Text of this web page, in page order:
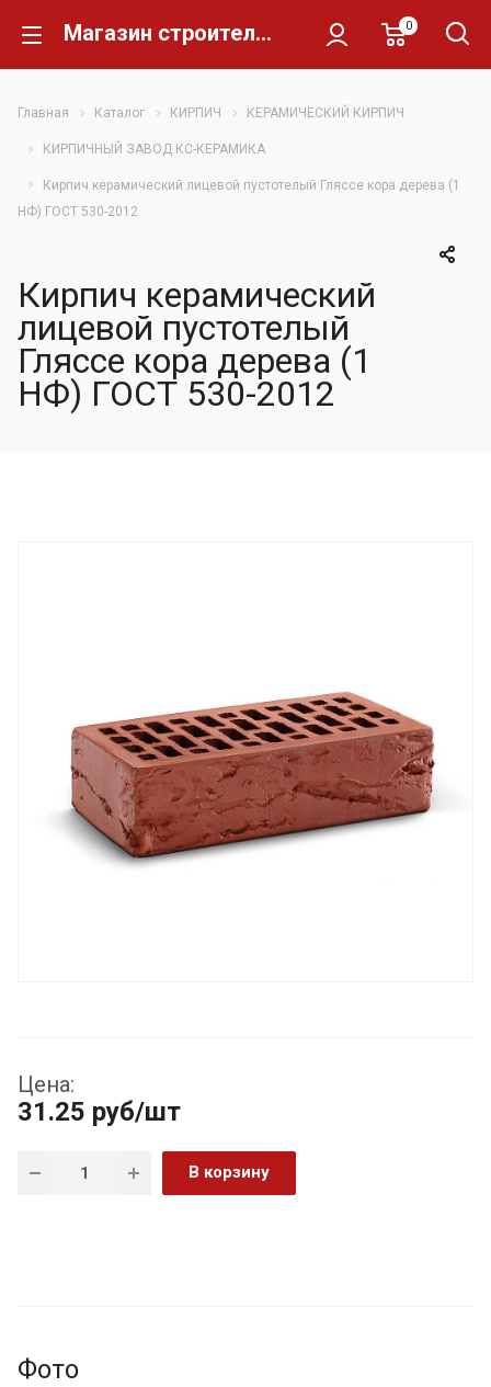
Магазин строительных материалов Склад Кирпича 0
Главная Каталог КИРПИЧ КЕРАМИЧЕСКИЙ КИРПИЧ
КИРПИЧНЫЙ ЗАВОД КС-КЕРАМИКА
Кирпич керамический лицевой пустотелый Гляссе кора дерева (1
НФ) ГОСТ 530-2012
Кирпич керамический
лицевой пустотелый
Гляссе кора дерева (1
НФ) ГОСТ 530-2012
Цена:
31.25 руб/шт
В корзину
Фото